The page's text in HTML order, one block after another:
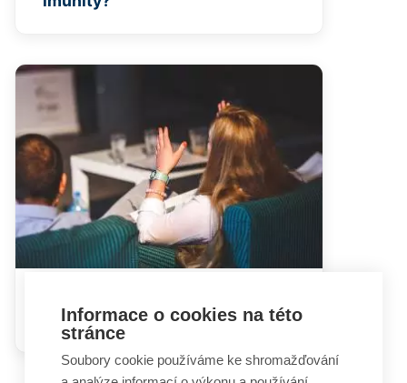
ublížit i prospět
Informace o cookies na této
stránce
Soubory cookie používáme ke shromažďování